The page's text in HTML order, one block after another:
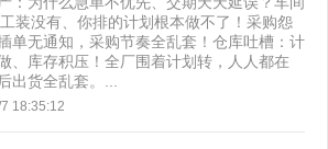
装没有、你排的计划根本做不了！采购怨
单无通知，采购节奏全乱套！仓库吐槽：计
、库存积压！全厂围着计划转，人人都在
出货全乱套。...
18:35:12